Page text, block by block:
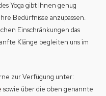
Yoga gibt Ihnen genug
Bedürfnisse anzupassen.
Einschränkungen das
Klänge begleiten uns im
zur Verfügung unter:
sowie über die oben genannte